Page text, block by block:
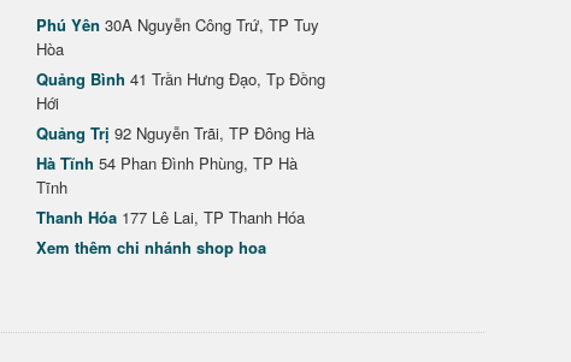
Phú Yên 30A Nguyễn Công Trứ, TP Tuy
Hòa
Quảng Bình 41 Trần Hưng Đạo, Tp Đồng
Hới
Quảng Trị 92 Nguyễn Trãi, TP Đông Hà
Hà Tĩnh 54 Phan Đình Phùng, TP Hà
Tĩnh
Thanh Hóa 177 Lê Lai, TP Thanh Hóa
Xem thêm chi nhánh shop hoa